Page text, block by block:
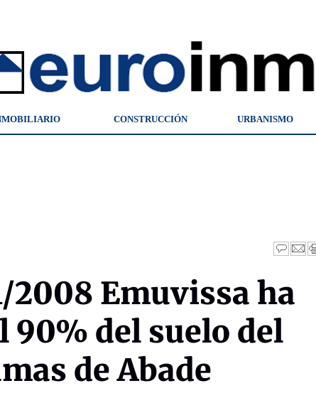
CONSTRUCCIÓN URBANISMO
2008 Emuvissa ha
90% del suelo del
de Abade